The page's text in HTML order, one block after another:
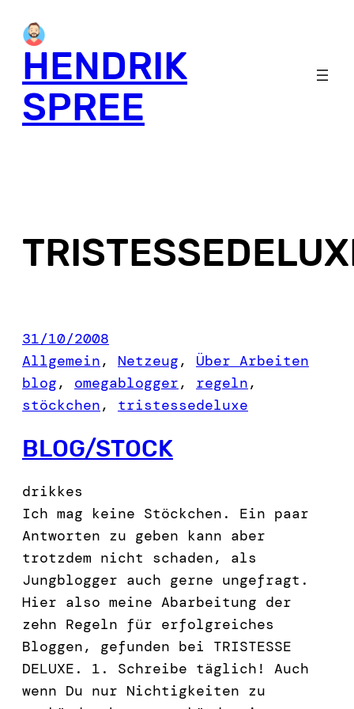
content
HENDRIK
SPREE
31/10/2008
Allgemein, Netzeug, Über Arbeiten
blog, omegablogger, regeln
stöckchen, tristessedeluxe
BLOG/STOCK
drikkes
Ich mag keine Stöckchen. Ein paar
Antworten zu geben kann aber
trotzdem nicht schaden, als
Jungblogger auch gerne ungefragt.
Hier also meine Abarbeitung der
zehn Regeln für erfolgreiches
Bloggen, gefunden bei TRISTESSE
DELUXE. 1. Schreibe täglich! Auch
wenn Du nur Nichtigkeiten zu